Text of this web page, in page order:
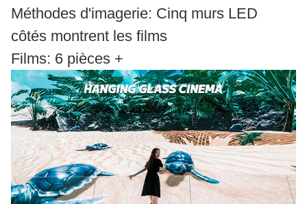
Méthodes d'imagerie: Cinq murs LED
côtés montrent les films
Films: 6 pièces +